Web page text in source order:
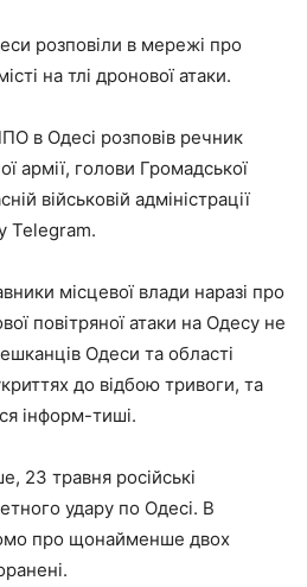
розповіли в мережі про
на тлі дронової атаки.
в Одесі розповів речник
армії, голови Громадської
військовій адміністрації
Telegram.
місцевої влади наразі про
повітряної атаки на Одесу не
Одеси та області
до відбою тривоги, та
інформ-тиші.
23 травня російські
удару по Одесі. В
про щонайменше двох